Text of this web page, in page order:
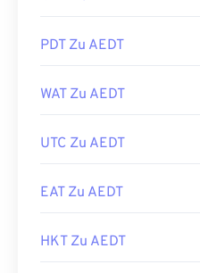
PDT Zu AEDT
WAT Zu AEDT
UTC Zu AEDT
EAT Zu AEDT
HKT Zu AEDT